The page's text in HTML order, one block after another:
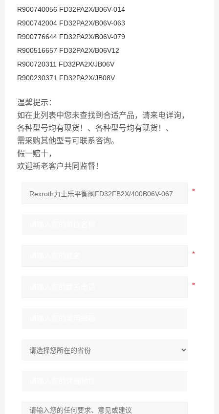
R900740056 FD32PA2X/B06V-014
R900742004 FD32PA2X/B06V-063
R900776644 FD32PA2X/B06V-079
R900516657 FD32PA2X/B06V12
R900720311 FD32PA2X/JB06V
R900230371 FD32PA2X/JB08V
温馨提示：
如在此列表中您未查找到合适产品，请来电详询，
各种型号均有现货！、各种型号均有现货！、
需采购其他型号可联系咨询。
假一赔十，
欢迎新老客户共同监督！